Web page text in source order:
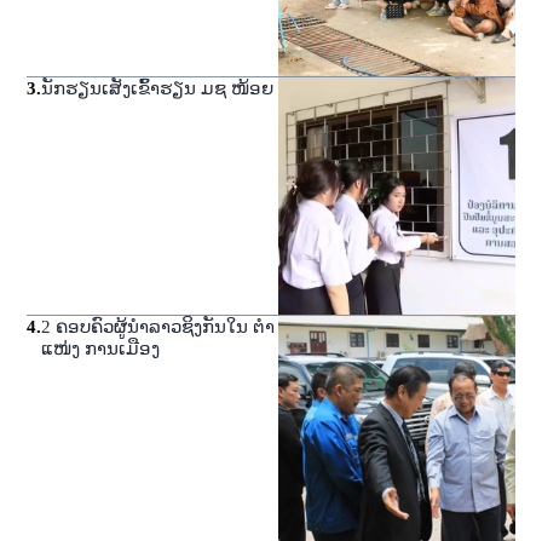
3.ນັກຮຽນເສັງເຂົ້າຮຽນ ມຊ ໜ້ອຍ
4.2 ຄອບຄົວຜູ້ນໍາລາວຊິງກັນໃນ ຕໍາ
ແໜ່ງ ການເມືອງ